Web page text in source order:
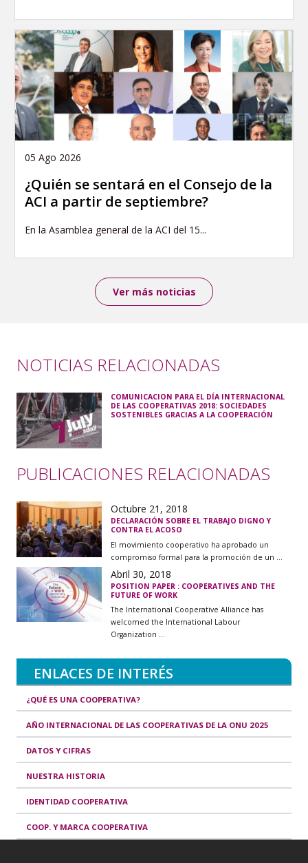
05 Ago 2026
¿Quién se sentará en el Consejo de la
ACI a partir de septiembre?
En la Asamblea general de la ACI del 15...
Ver más noticias
NOTICIAS RELACIONADAS
COMUNICACION PARA EL DÍA INTERNACIONAL
DE LAS COOPERATIVAS 2018: SOCIEDADES
SOSTENIBLES GRACIAS A LA COOPERACIÓN
PUBLICACIONES RELACIONADAS
Octubre 21, 2018
DECLARACIÓN SOBRE EL TRABAJO DIGNO Y
CONTRA EL ACOSO
El movimiento cooperativo ha aprobado un
compromiso formal para la promoción de un ...
Abril 30, 2018
POSITION PAPER : COOPERATIVES AND THE
FUTURE OF WORK
The International Cooperative Alliance has
welcomed the International Labour
Organization ...
ENLACES DE INTERÉS
¿QUÉ ES UNA COOPERATIVA?
AÑO INTERNACIONAL DE LAS COOPERATIVAS DE LA ONU 2025
DATOS Y CIFRAS
NUESTRA HISTORIA
IDENTIDAD COOPERATIVA
COOP. Y MARCA COOPERATIVA